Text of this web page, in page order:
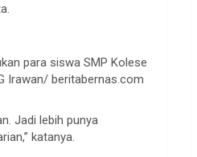
para siswa SMP Kolese
Irawan/ beritabernas.com
Jadi lebih punya
katanya.